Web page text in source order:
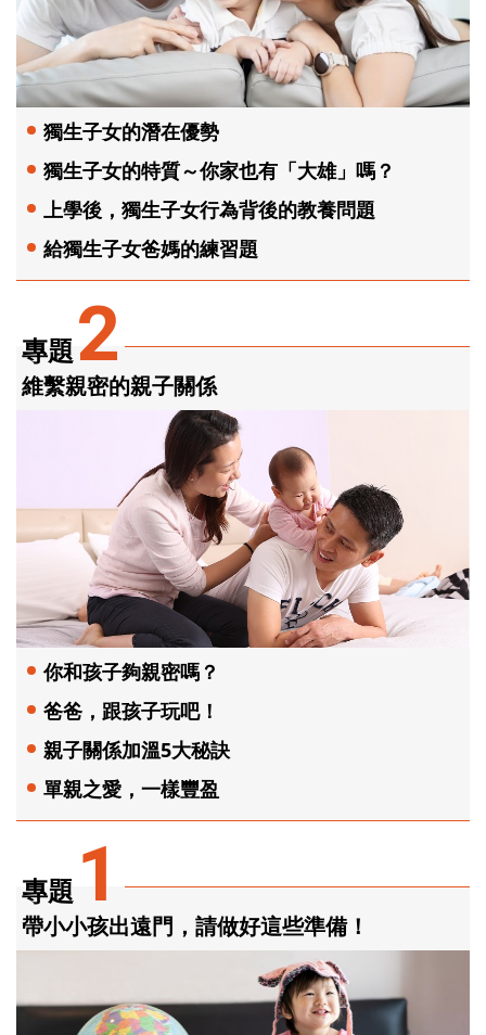
專題 1
帶小小孩出遠門，請做好這些準備！
專題2
維繫親密的親子關係
你和孩子夠親密嗎？
爸爸，跟孩子玩吧！
親子關係加溫5大秘訣
單親之愛，一樣豐盈
獨生子女的潛在優勢
獨生子女的特質～你家也有「大雄」嗎？
上學後，獨生子女行為背後的教養問題
給獨生子女爸媽的練習題